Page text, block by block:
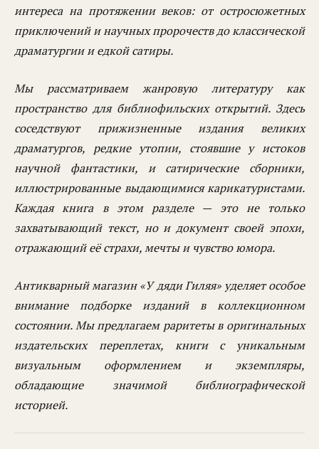
интереса на протяжении веков: от остросюжетных
приключений и научных пророчеств до классической
драматургии и едкой сатиры.
Мы рассматриваем жанровую литературу как
пространство для библиофильских открытий. Здесь
соседствуют прижизненные издания великих
драматургов, редкие утопии, стоявшие у истоков
научной фантастики, и сатирические сборники,
иллюстрированные выдающимися карикатуристами.
Каждая книга в этом разделе — это не только
захватывающий текст, но и документ своей эпохи,
отражающий её страхи, мечты и чувство юмора.
Антикварный магазин «У дяди Гиляя» уделяет особое
внимание подборке изданий в коллекционном
состоянии. Мы предлагаем раритеты в оригинальных
издательских переплетах, книги с уникальным
визуальным оформлением и экземпляры,
обладающие значимой библиографической
историей.